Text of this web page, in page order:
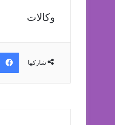
وكالات
شاركها